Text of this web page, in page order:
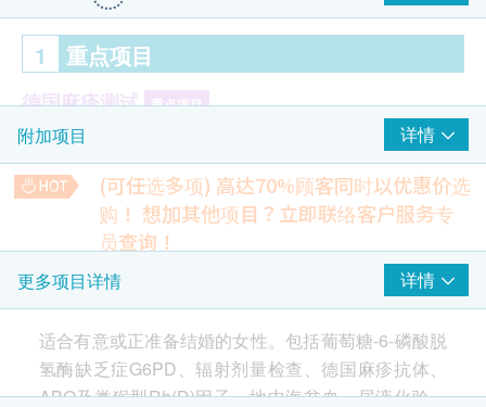
$50 百佳电子礼券
1 重点项目
德国麻疹测试 重点项目
德国麻疹抗体化验
基本项目
基本健康评估
血压
脉搏率
体重
附加项目 详情
(可任选多项) 高达70%顾客同时以优惠价选
购！ 想加其他项目？立即联络客户服务专
员查询！
多器官疾病问题指标 (铁蛋白)
铁蛋白水平升高反映某身体器官或组织受损
385.0
甲型肝炎抵抗力
評估是否對甲肝病毒具有免疫力
更多项目详情 详情
适合有意或正准备结婚的女性。包括葡萄糖-6-磷酸脱
氢酶缺乏症G6PD、辐射剂量检查、德国麻疹抗体、
ABO及类猴型Rh(D)因子、地中海贫血、尿液化验、